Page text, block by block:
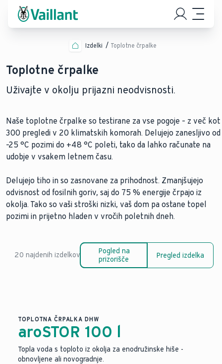
Izdelki Toplotne črpalke
Toplotne črpalke
Uživajte v okolju prijazni neodvisnosti.
Naše toplotne črpalke so testirane za vse pogoje – z več kot
300 pregledi v 20 klimatskih komorah. Delujejo zanesljivo od
–25 °C pozimi do +48 °C poleti, tako da lahko računate na
udobje v vsakem letnem času.
Delujejo tiho in so zasnovane za prihodnost. Zmanjšujejo
odvisnost od fosilnih goriv, saj do 75 % energije črpajo iz
okolja. Tako so vaši stroški nizki, vaš dom pa ostane topel
pozimi in prijetno hladen v vročih poletnih dneh.
20 najdenih izdelkov
Pogled na
prizorišče
Pregled izdelka
TOPLOTNA ČRPALKA DHW
aroSTOR 100 l
Topla voda s toploto iz okolja za enodružinske hiše -
obnovljene ali novogradnje.